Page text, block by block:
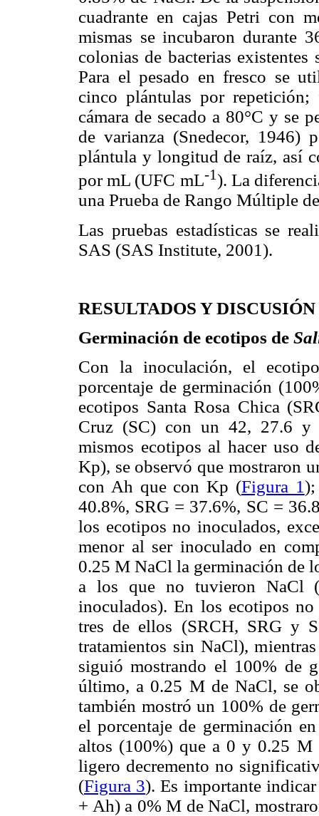
cuadrante en cajas Petri con
mismas se incubaron durante
colonias de bacterias
Para el pesado en fresco se
cinco plántulas por repetición;
cámara de secado a 80°C y se
de varianza (Snedecor, 1946)
plántula y longitud de raíz, así
por mL (UFC mL-1). La
una Prueba de Rango Múltiple
Las pruebas estadísticas se
SAS (SAS Institute, 2001).
RESULTADOS Y DISCUSIÓN
Germinación de ecotipos de
Con la inoculación, el
porcentaje de germinación
ecotipos Santa Rosa Chica
Cruz (SC) con un 42, 27.6 y
mismos ecotipos al hacer uso
Kp), se observó que mostraron
con Ah que con Kp (Figura 1);
40.8%, SRG = 37.6%, SC =
los ecotipos no inoculados,
menor al ser inoculado en
0.25 M NaCl la germinación de
a los que no tuvieron NaCl
inoculados). En los ecotipos
tres de ellos (SRCH, SRG y
tratamientos sin NaCl),
siguió mostrando el 100% de
último, a 0.25 M de NaCl, se
también mostró un 100% de
el porcentaje de germinación
altos (100%) que a 0 y 0.25 M
ligero decremento no
(Figura 3). Es importante
+ Ah) a 0% M de NaCl,